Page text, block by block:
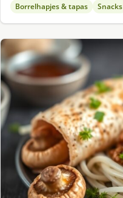
Borrelhapjes & tapas Snacks